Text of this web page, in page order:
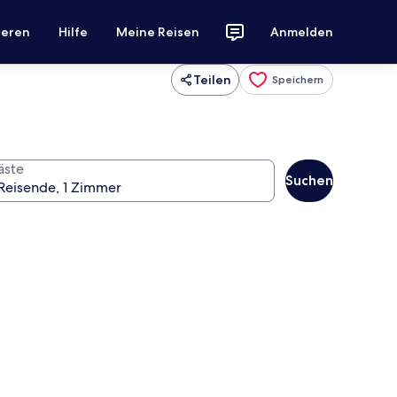
Hilfe Meine Reisen Anmelden
Teilen Speichern
Suchen